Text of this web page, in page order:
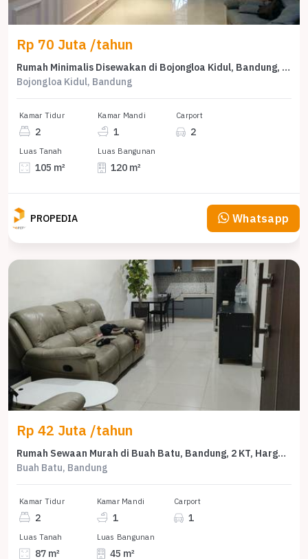
Rp 70 Juta /tahun
Rumah Minimalis Disewakan di Bojongloa Kidul, Bandung, Harga Ekonomis
Bojongloa Kidul, Bandung
Kamar Tidur
2
Kamar Mandi
1
Carport
2
Luas Tanah
105 m²
Luas Bangunan
120 m²
PROPEDIA Whatsapp
Rp 42 Juta /tahun
Rumah Sewaan Murah di Buah Batu, Bandung, 2 KT, Harga 42 Juta /tahun
Buah Batu, Bandung
Kamar Tidur
2
Kamar Mandi
1
Carport
1
Luas Tanah
87 m²
Luas Bangunan
45 m²